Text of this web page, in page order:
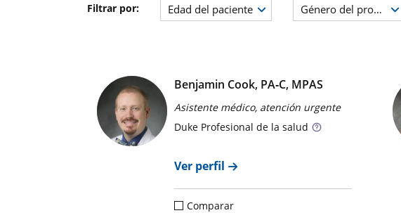
Filtrar por: Edad del paciente Género del proveedor
Benjamin Cook, PA‑C, MPAS
Asistente médico, atención urgente
Duke Profesional de la salud
Ver perfil
Comparar